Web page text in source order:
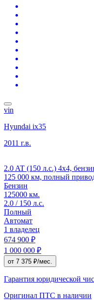
vin
Hyundai ix35
2011 г.в.
2.0 AT (150 л.с.) 4x4,
125 000 км, полный
Бензин
125000 км.
2.0 / 150 л.с.
Полный
Автомат
1 владелец
674 900 ₽
1 000 000 ₽
от 7 375 ₽/мес.
Гарантия юридической
Оригинал ПТС в наличии